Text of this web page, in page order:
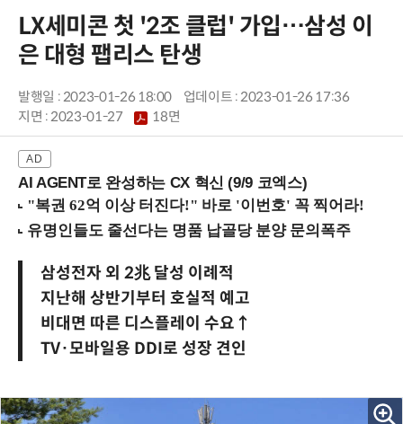
LX세미콘 첫 '2조 클럽' 가입…삼성 이
은 대형 팹리스 탄생
발행일 : 2023-01-26 18:00
업데이트 : 2023-01-26 17:36
지면 :2023-01-27 18면
AI AGENT로 완성하는 CX 혁신 (9/9 코엑스)
삼성전자 외 2兆 달성 이례적
지난해 상반기부터 호실적 예고
비대면 따른 디스플레이 수요↑
TV·모바일용 DDI로 성장 견인